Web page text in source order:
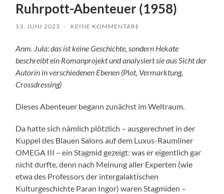
Ruhrpott-Abenteuer (1958)
13. JUNI 2023 / KEINE KOMMENTARE
Anm. Jula: das ist keine Geschichte, sondern Hekate
beschreibt ein Romanprojekt und analysiert sie aus Sicht der
Autorin in verschiedenen Ebenen (Plot, Vermarktung,
Crossdressing)
Dieses Abenteuer begann zunächst im Weltraum.
Da hatte sich nämlich plötzlich – ausgerechnet in der
Kuppel des Blauen Salons auf dem Luxus-Raumliner
OMEGA III – ein Stagmid gezeigt: was er eigentlich gar
nicht durfte, denn nach Meinung aller Experten (wie
etwa des Professors der intergalaktischen
Kulturgeschichte Paran Ingor) waren Stagmiden –